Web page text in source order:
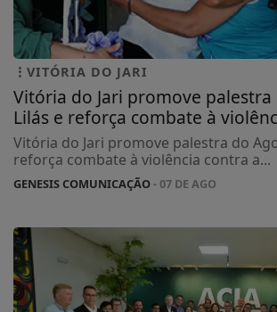
VITÓRIA DO JARI
Vitória do Jari promove palestra
Lilás e reforça combate à
Vitória do Jari promove palestra do
reforça combate à violência contra a...
GENESIS COMUNICAÇÃO- 07 DE AGO